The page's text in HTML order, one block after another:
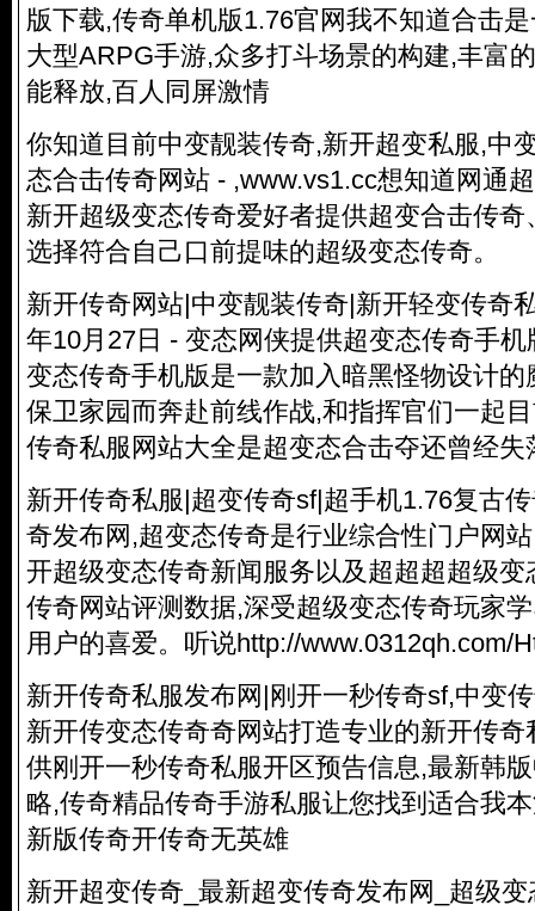
版下载,传奇单机版1.76官网我不知道合击
大型ARPG手游,众多打斗场景的构建,丰富
能释放,百人同屏激情
你知道目前中变靓装传奇,新开超变私服,中
态合击传奇网站 - ,www.vs1.cc想知道网通
新开超级变态传奇爱好者提供超变合击传
选择符合自己口前提味的超级变态传奇。
新开传奇网站|中变靓装传奇|新开轻变传奇
年10月27日 - 变态网侠提供超变态传奇手
变态传奇手机版是一款加入暗黑怪物设计
保卫家园而奔赴前线作战,和指挥官们一起
传奇私服 网站大全是超变态合击夺还曾经失
新开传奇私服|超变传奇sf|超手机1.76复古
奇发布网,超变态传奇是行业综合性门户网
开超级变态传奇新闻服务以及超超超超级
传奇网站评测数据,深受超级变态传奇玩家
用户的喜爱。听说http://www.0312qh.com/
新开传奇私服发布网|刚开一秒传奇sf,中变
新开传变态传奇奇网站打造专业的新开传奇
供刚开一秒传奇私服开区预告信息,最新韩
略,传奇精品传奇手游私服让您找到适合我
新版传奇开传奇无英雄
新开超变传奇_最新超变传奇发布网_超级